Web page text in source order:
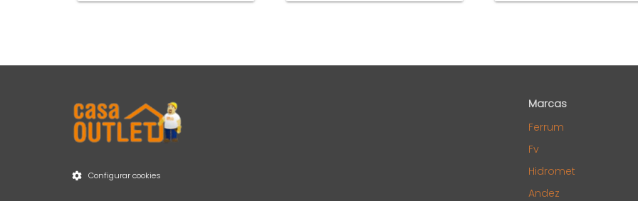
Configurar cookies
Marcas
Ferrum
Fv
Hidromet
Andez